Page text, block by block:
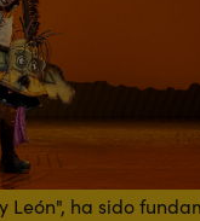
León", ha sido